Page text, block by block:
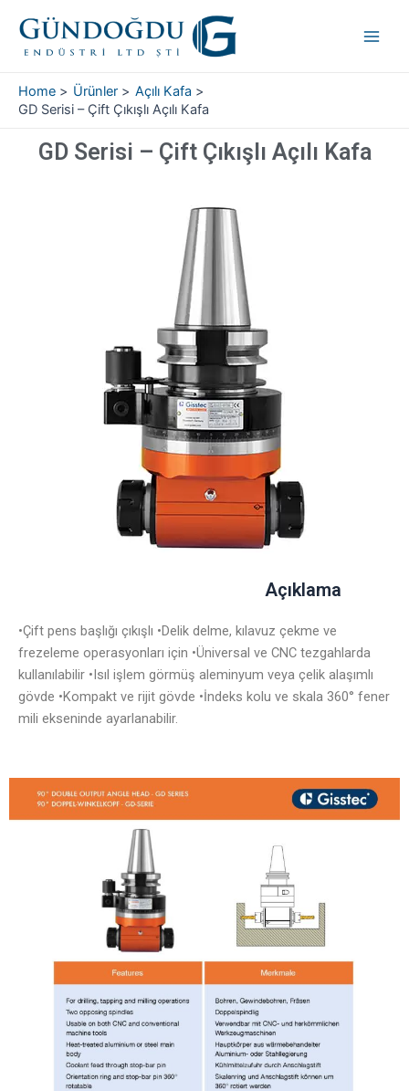
content
Home Ürünler
Açılı Kafa
GD Serisi – Çift Çıkışlı Açılı Kafa
GD Serisi – Çift Çıkışlı Açılı Kafa
Açıklama
•Çift pens başlığı çıkışlı •Delik delme, kılavuz çekme ve
frezeleme operasyonları için •Üniversal ve CNC tezgahlarda
kullanılabilir •Isıl işlem görmüş aleminyum veya çelik alaşımlı
gövde •Kompakt ve rijit gövde •İndeks kolu ve skala 360° fener
mili ekseninde ayarlanabilir.